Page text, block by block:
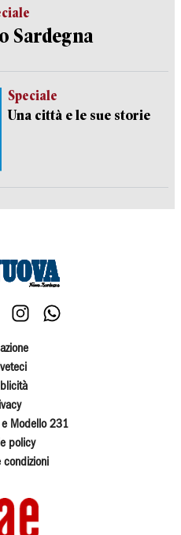
Sardegna
Speciale
Una città e le sue storie
Modello 231
policy
condizioni